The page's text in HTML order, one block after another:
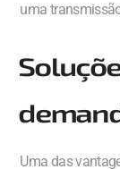
uma
Uma das